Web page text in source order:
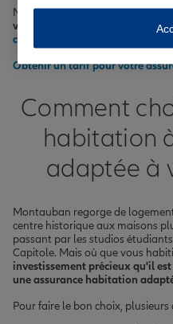
Nos agents vous conseillent
votre profil de conducteur
conseils pratiques sur
Obtenir un tarif pour votre
Comment
habitation
adaptée à
Montauban regorge de
centre historique aux maisons
passant par les studios
Capitole. Mais où que vous
investissement précieux qu'il
une assurance habitation
Pour faire le bon choix,